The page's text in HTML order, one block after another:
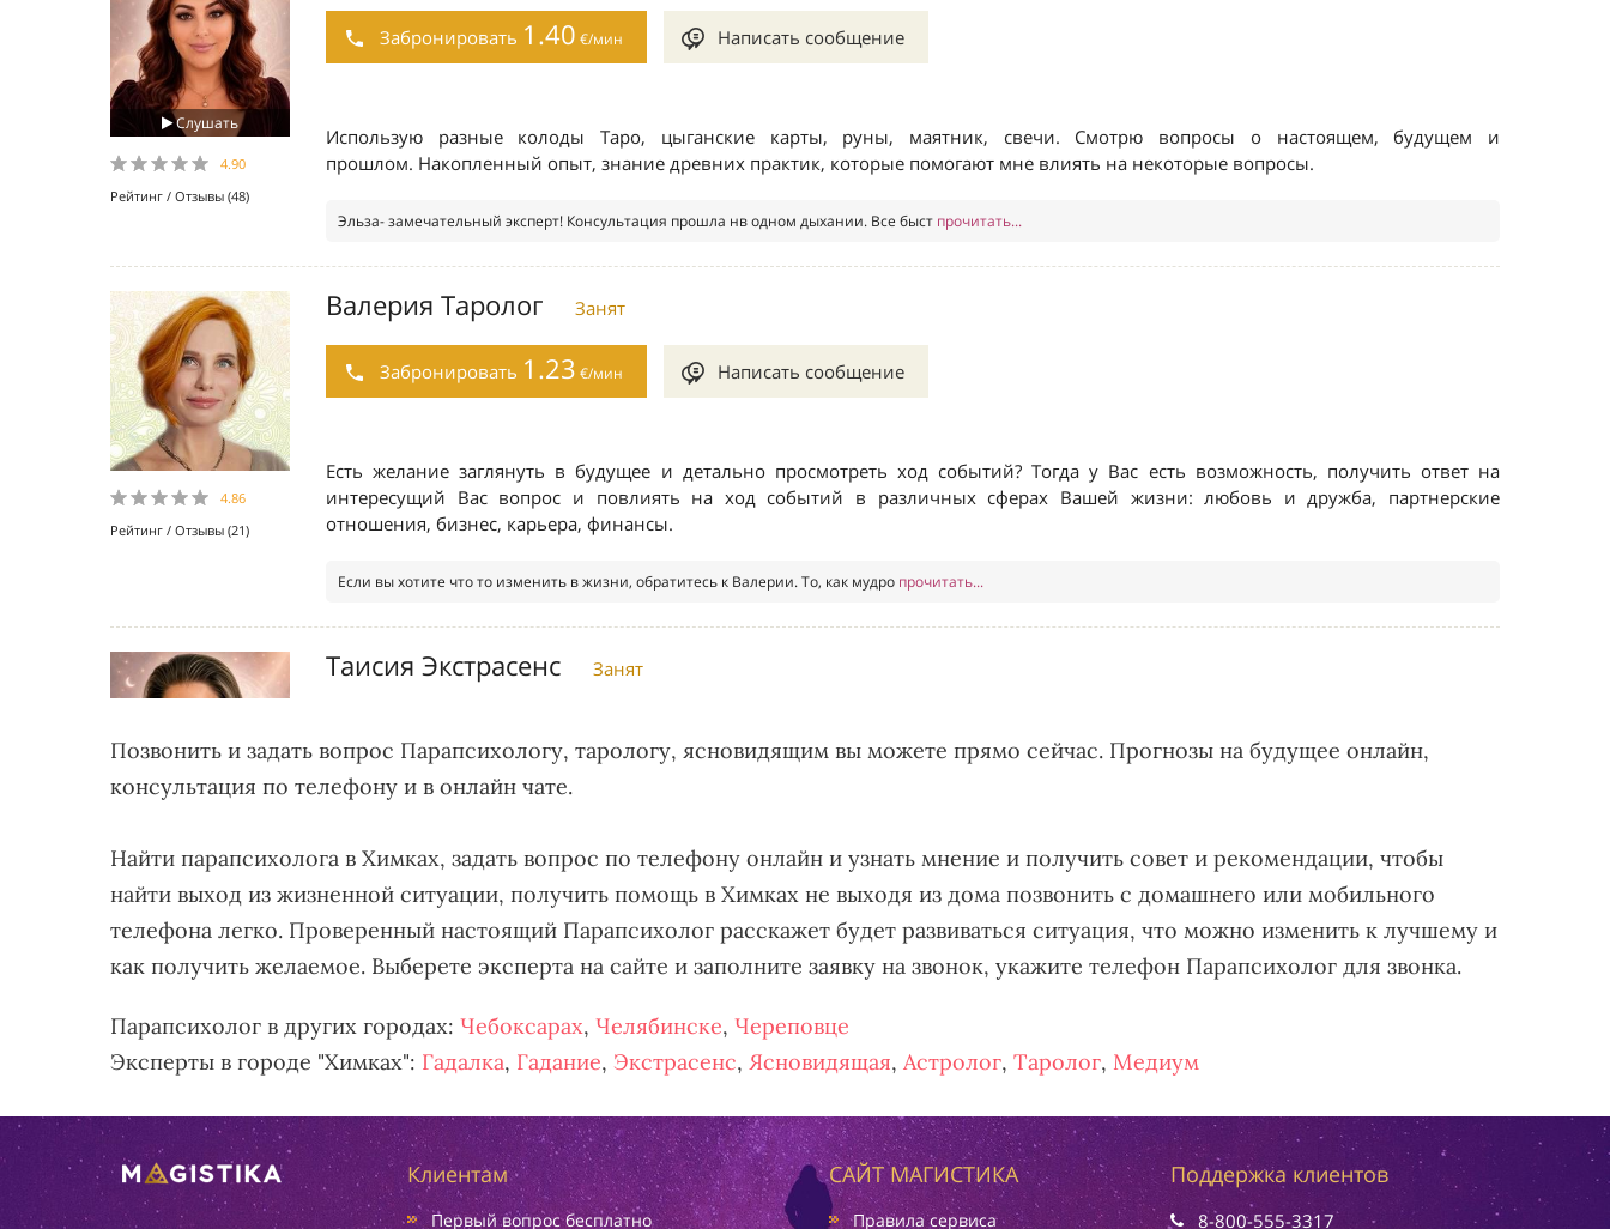
Позвонить и задать вопрос Парапсихологу, тарологу, ясновидящим вы можете прямо сейчас. Прогнозы на будущее онлайн,
консультация по телефону и в онлайн чате.
Найти парапсихолога в Химках, задать вопрос по телефону онлайн и узнать мнение и получить совет и рекомендации, чтобы
найти выход из жизненной ситуации, получить помощь в Химках не выходя из дома позвонить с домашнего или мобильного
телефона легко. Проверенный настоящий Парапсихолог расскажет будет развиваться ситуация, что можно изменить к лучшему и
как получить желаемое. Выберете эксперта на сайте и заполните заявку на звонок, укажите телефон Парапсихолог для звонка.
Парапсихолог в других городах: Чебоксарах, Челябинске, Череповце
Эксперты в городе "Химках": Гадалка, Гадание, Экстрасенс, Ясновидящая, Астролог, Таролог, Медиум
Клиентам
Первый вопрос бесплатно
САЙТ МАГИСТИКА
Правила сервиса
Поддержка клиентов
8-800-555-3317